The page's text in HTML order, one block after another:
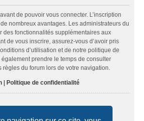
de pouvoir vous connecter. L’inscription
nombreux avantages. Les administrateurs du
des fonctionnalités supplémentaires aux
de vous inscrire, assurez-vous d’avoir pris
d’utilisation et de notre politique de
prendre le temps de consulter
règles du forum lors de votre navigation.
| Politique de confidentialité